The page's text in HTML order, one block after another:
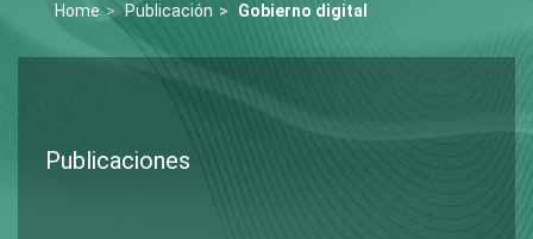
Home Publicación Gobierno digital
Publicaciones